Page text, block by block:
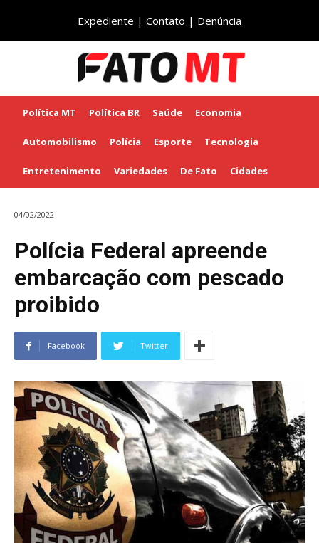
Expediente | Contato | Denúncia
Política MT Política BR Saúde Economia
Automobilismo Polícia Esporte Tecnologia
Entretenimento Variedades De Fato Cidades
04/02/2022
Polícia Federal apreende
embarcação com pescado
proibido
Facebook Twitter